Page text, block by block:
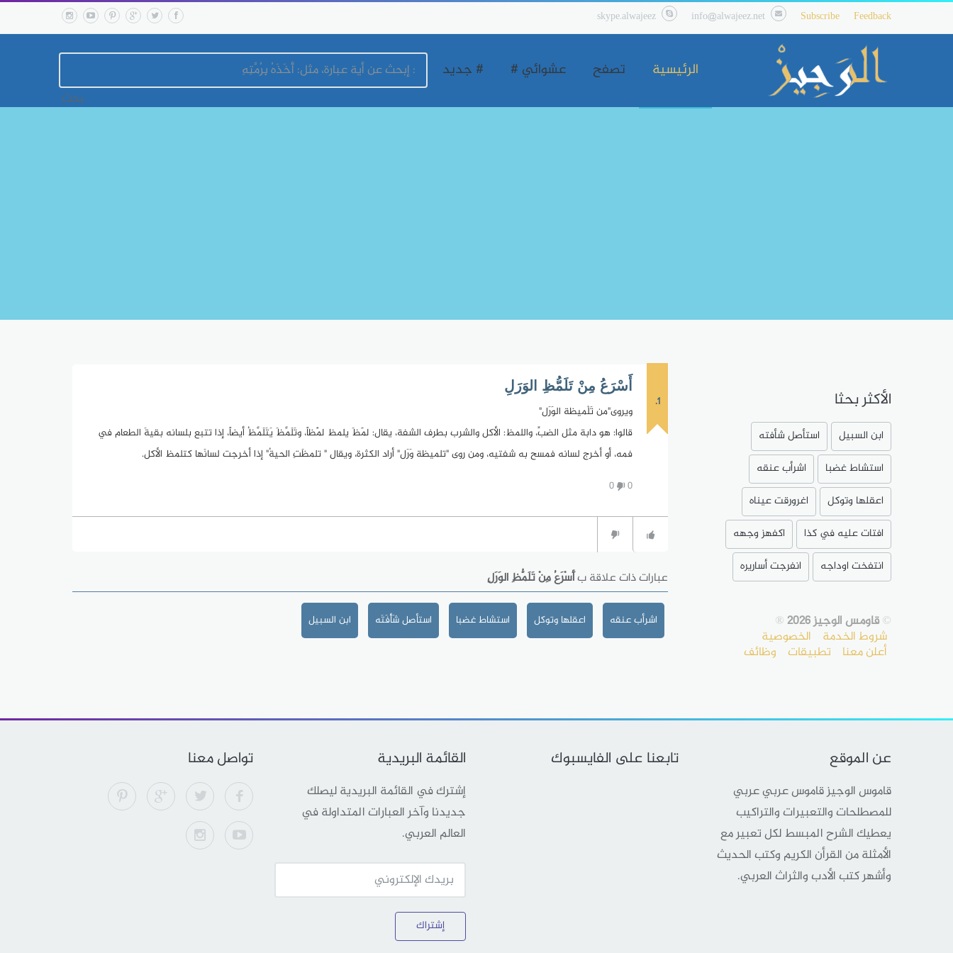
Feedback
Subscribe
info@alwajeez.net
skype.alwajeez
الرئيسية تصفح عشوائي # # جديد
1.
أَسْرَعُ مِنْ تَلَمُّظِ الوَرَلِ
ويروى"من تَلْميظة الوَرَل"
قالوا: هو دابة مثل الضبِّ، واللمظ: الأكل والشرب بطرف الشفة، يقال: لَمَظَ يلمظ لَمْظاً، وتَلَمَّظَ يَتَلَمَّظُ أيضاً، إذا تتبع بلسانه بقيةَ الطعام في
فمه، أو أخرج لسانه فمسح به شفتيه، ومن روى "تلميظة وَرَل" أراد الكثرة، ويقال " تلمظَتِ الحيةُ" إذا أخرجت لسانَها كتلمظ الأكل.
0
0
عبارات ذات علاقة بأَسْرَعُ مِنْ تَلَمُّظِ الوَرَلِ
اشرأب عنقه اعقلها وتوكل استشاط غضبا استأصل شَأْفَتَه ابن السبيل
الأكثر بحثا
ابن السبيل
استأصل شأفته
استشاط غضبا
اشرأب عنقه
اعقلها وتوكل
اغرورقت عيناه
افتات عليه في كذا
اكفهز وجهه
انتفخت اوداجه
انفرجت أساريره
©قاومس الوجيز 2026 ®
شروط الخدمة الخصوصية
أعلن معنا تطبيقات وظائف
عن الموقع
قاموس الوجيز قاموس عربي عربي
للمصطلحات والتعبيرات والتراكيب
يعطيك الشرح المبسط لكل تعبير مع
الأمثلة من القرأن الكريم وكتب الحديث
وأشهر كتب الأدب والثراث العربي.
تابعنا على الفايسبوك القائمة البريدية
إشترك في القائمة البريدية ليصلك
جديدنا وآخر العبارات المتداولة في
العالم العربي.
إشتراك
تواصل معنا